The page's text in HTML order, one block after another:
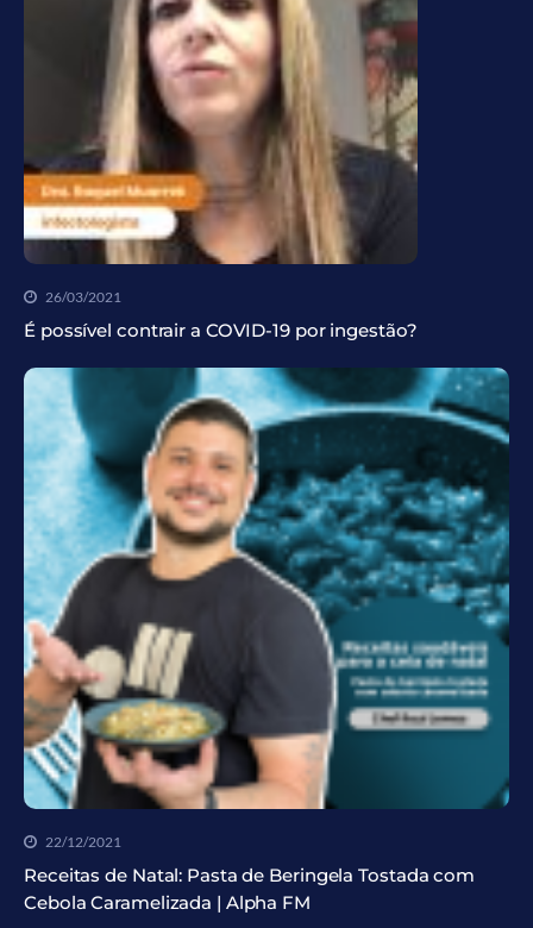
26/03/2021
É possível contrair a COVID-19 por ingestão?
22/12/2021
Receitas de Natal: Pasta de Beringela Tostada com
Cebola Caramelizada | Alpha FM